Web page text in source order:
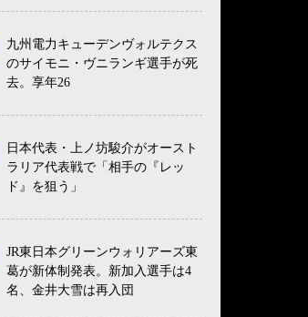
九州電力キューデンヴォルテクス
のサイモニ・ヴニランギ選手が死
去。享年26
日本代表・上ノ坊駿介がオースト
ラリア代表戦で「相手の『レッ
ド』を狙う」
JR東日本グリーンウォリアーズ東
葛が新体制発表。新加入選手は4
名、金井大雪は再入団